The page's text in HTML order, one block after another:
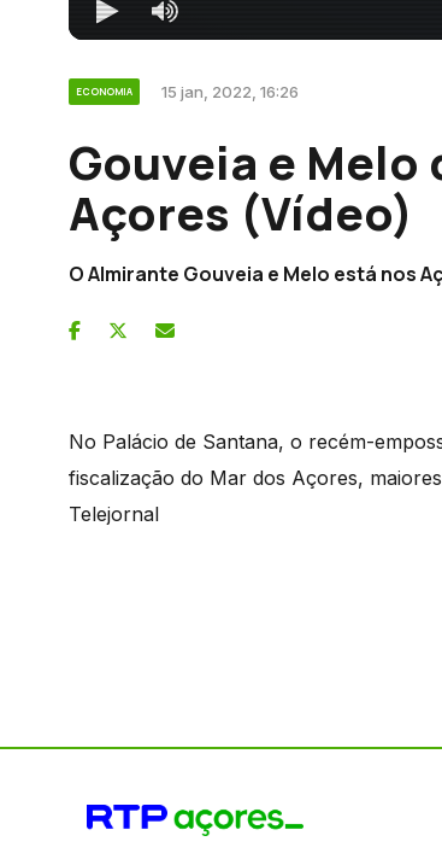
ECONOMIA 15 jan, 2022, 16:26
Gouveia e Melo
Açores (Vídeo)
O Almirante Gouveia e Melo está nos
No Palácio de Santana, o recém-
fiscalização do Mar dos Açores,
Telejornal